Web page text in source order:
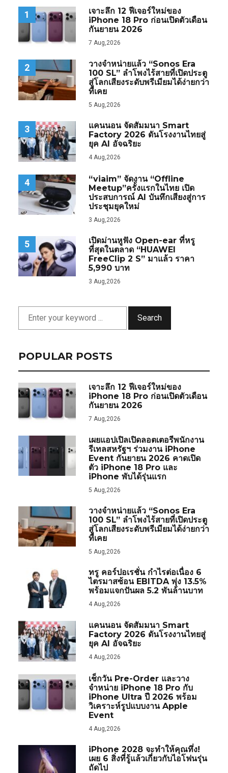
1
เจาะลึก 12 ฟีเจอร์ใหม่ของ
iPhone 18 Pro ก่อนเปิดตัวเดือน
กันยายน 2026
7 Aug,2026
2
วางจำหน่ายแล้ว “Sonos Era
100 SL” ลำโพงไร้สายที่เปิดประตู
สู่โลกเสียงระดับพรีเมียมได้ง่ายกว่า
ที่เคย
5 Aug,2026
3
แคนนอน จัดสัมมนา Smart
Factory 2026 ดันโรงงานไทยสู่
ยุค AI อัจฉริยะ
4 Aug,2026
4
“viaim” จัดงาน “Offline
Meetup”ครั้งแรกในไทย เปิด
ประสบการณ์ AI บันทึกเสียงสู่การ
ประชุมยุคใหม่
3 Aug,2026
5
เปิดม่านหูฟัง Open-ear ที่หรู
ที่สุดในตลาด “HUAWEI
FreeClip 2 S” มาแล้ว ราคา
5,990 บาท
3 Aug,2026
Search
POPULAR POSTS
เจาะลึก 12 ฟีเจอร์ใหม่ของ
iPhone 18 Pro ก่อนเปิดตัวเดือน
กันยายน 2026
7 Aug,2026
เผยแอปเปิลเปิดลอตเตอรีพนักงาน
รีเทลสหรัฐฯ ร่วมงาน iPhone
Event กันยายน 2026 คาดเปิด
ตัว iPhone 18 Pro และ
iPhone พับได้รุ่นแรก
5 Aug,2026
วางจำหน่ายแล้ว “Sonos Era
100 SL” ลำโพงไร้สายที่เปิดประตู
สู่โลกเสียงระดับพรีเมียมได้ง่ายกว่า
ที่เคย
5 Aug,2026
ทรู คอร์ปอเรชั่น กำไรต่อเนื่อง 6
ไตรมาสซ้อน EBITDA พุ่ง 13.5%
พร้อมแจกปันผล 5.2 พันล้านบาท
4 Aug,2026
แคนนอน จัดสัมมนา Smart
Factory 2026 ดันโรงงานไทยสู่
ยุค AI อัจฉริยะ
4 Aug,2026
เช็กวัน Pre-Order และวาง
จำหน่าย iPhone 18 Pro กับ
iPhone Ultra ปี 2026 พร้อม
วิเคราะห์รูปแบบงาน Apple
Event
4 Aug,2026
iPhone 2028 จะทำให้คุณทึ่ง!
เผย 6 สิ่งที่รู้แล้วเกี่ยวกับไอโฟนรุ่น
ถัดไป